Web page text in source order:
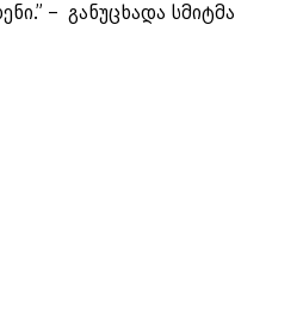
– განუცხადა სმიტმა